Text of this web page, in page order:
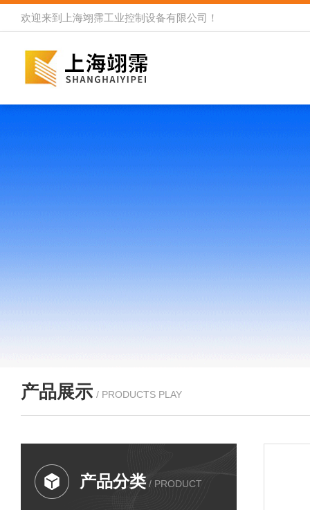
欢迎来到 上海翊霈工业控制设备有限公司 ！
产品展示 / PRODUCTS PLAY
产品分类 / PRODUCT